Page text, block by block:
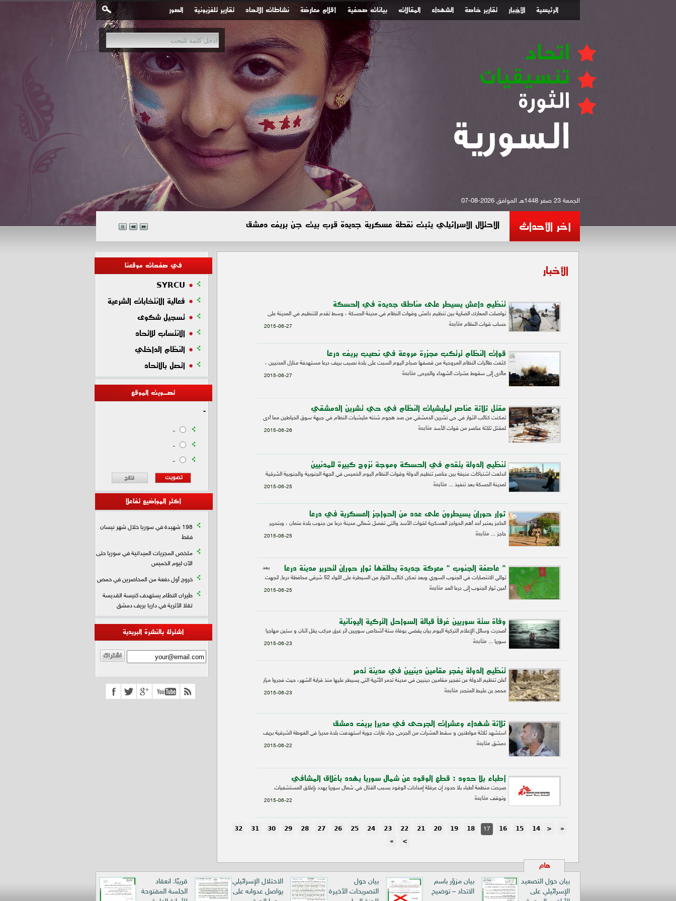
الرئيسية الأخبار تقارير خاصة الشهداء المقالات بيانات صحفية أقلام معارضة نشاطات الاتحاد تقارير تلفزيونية الصور
الجمعة 23 صفر 1448هـ الموافق 2026-08-07
آخر الأحداث الاحتلال الإسرائيلي يثبت نقطة عسكرية جديدة قرب بيت جن بريف دمشق
الأخبار
تنظيم داعش يسيطر على مناطق جديدة في الحسكة
تواصلت المعارك الضارية بين تنظيم داعش وقوات النظام في مدينة الحسكة ، وسط تقدم للتنظيم في المدينة على
حساب قوات النظام متابعة 2015-06-27
قوات النظام ترتكب مجزرة مروعة في نصيب بريف درعا
كثفت طائرات النظام المروحية من قصفها صباح اليوم السبت على بلدة نصيب بريف درعا مستهدفة منازل المدنيين ،
ماأدى إلى سقوط عشرات الشهداء والجرحى متابعة 2015-06-27
مقتل ثلاثة عناصر لمليشيات النظام في حي تشرين الدمشقي
تمكنت كتائب الثوار في حي تشرين الدمشقي من صد هجوم شنته مليشيات النظام في جبهة سوق الخياطين مما أدى
لمقتل ثلاثة عناصر من قوات الأسد متابعة 2015-06-26
تنظيم الدولة يتقدم في الحسكة وموجة نزوح كبيرة للمدنيين
اندلعت اشتباكات عنيفة بين عناصر تنظيم الدولة وقوات النظام اليوم الخميس في الجهة الجنوبية والجنوبية الشرقية
لمدينة الحسكة بعد تنفيذ ... متابعة 2015-06-25
ثوار حوران يسيطرون على عدد من الحواجز العسكرية في درعا
الحاجز يعتبر أحد أهم الحواجز العسكرية لقوات الأسد والتي تفصل شمالي مدينة درعا عن جنوب بلدة عتمان ، وبتحرير
حاجز ... متابعة 2015-06-25
" عاصفة الجنوب " معركة جديدة يطلقها ثوار حوران لتحرير مدينة درعا
بعد
توالي الانتصارات في الجنوب السوري وبعد تمكن كتائب الثوار من السيطرة على اللواء 52 شرقي محافظة درعا, اتجهت
أعين ثوار الجنوب إلى درعا المد متابعة 2015-06-25
وفاة ستة سوريين غرقاً قبالة السواحل التركية اليونانية
أصدرت وسائل الإعلام التركية اليوم بيان يقضي بوفاة ستة أشخاص سوريين اثر غرق مركب يقل اثنان و ستين مهاجرا
سوريا ... متابعة 2015-06-23
تنظيم الدولة يفجر مقامين دينيين في مدينة تدمر
أعلن تنظيم الدولة عن تفجير مقامين دينيين في مدينة تدمر الأثرية التي يسيطر عليها منذ قرابة الشهر، حيث فجروا مزار
محمد بن عليط المتحدر متابعة 2015-06-23
ثلاثة شهداء وعشرات الجرحى في مديرا بريف دمشق
استشهد ثلاثة مواطنين و سقط العشرات من الجرحى جراء غارات جوية استهدفت بلدة مديرا في الغوطة الشرقية بريف
دمشق متابعة 2015-06-22
أطباء بلا حدود : قطع الوقود عن شمال سوريا يهدد باغلاق المشافي
صرحت منظمة أطباء بلا حدود إن عرقلة إمدادات الوقود بسبب القتال في شمال سوريا يهدد بإغلاق المستشفيات
وتوقف متابعة 2015-06-22
«
<
14
15
16
17
18
19
20
21
22
23
24
25
26
27
28
29
30
31
32
>
»
في صفحات موقعنا
SYRCU
فعالية الانتخابات الشرعية
تسجيل شكوى
الانتساب للاتحاد
النظام الداخلي
اتصل بالاتحاد
تصـويت الموقع
-
-
-
-
أكثر المواضيع تفاعلا
198 شهيدة في سوريا خلال شهر نيسان
فقط
ملخص المجريات الميدانية في سوريا حتى
الآن ليوم الخميس
خروج أول دفعة من المحاصرين في حمص
طيران النظام يستهدف كنيسة القديسة
تقلا الأثرية في داريا بريف دمشق
اشترك بالنشرة البريدية
هام
بيان حول التصعيد
الإسرائيلي على
بيان مزوّر باسم
الاتحاد – توضيح
بيان حول
التصريحات الأخيرة
الاحتلال الإسرائيلي
يواصل عدوانه على
قريبًا: انعقاد
الجلسة المفتوحة